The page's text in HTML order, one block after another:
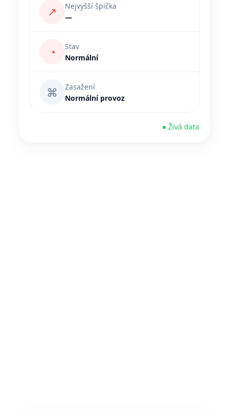
↗
Nejvyšší špička
—
◔
Stav
Normální
⌘
Zasažení
Normální provoz
● Živá data